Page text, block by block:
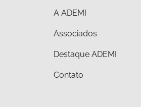
A ADEMI
Associados
Destaque ADEMI
Contato